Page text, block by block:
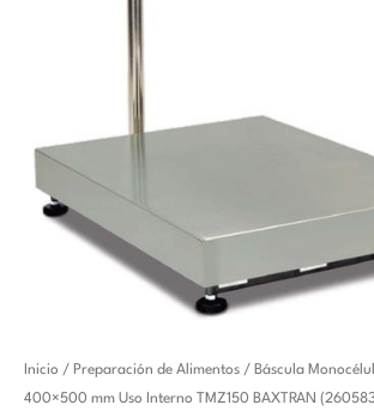
Inicio / Preparación de Alimentos / Báscula
400×500 mm Uso Interno TMZ150 BAXTRAN
El
precio
El
precio
Báscula
Monocélula